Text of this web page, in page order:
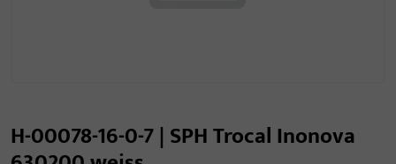
H-00078-16-0-7 | SPH Trocal Inonova